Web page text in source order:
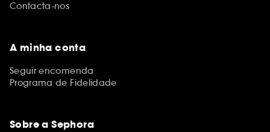
Contacta-nos
A minha conta
Seguir encomenda
Programa de Fidelidade
Sobre a Sephora